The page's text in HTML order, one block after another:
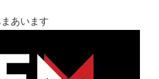
あいます